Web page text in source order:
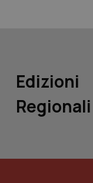
Edizioni
Regionali